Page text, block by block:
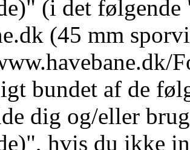
(i det
(45 mm
bundet af de
dig og/eller
hvis du ikke